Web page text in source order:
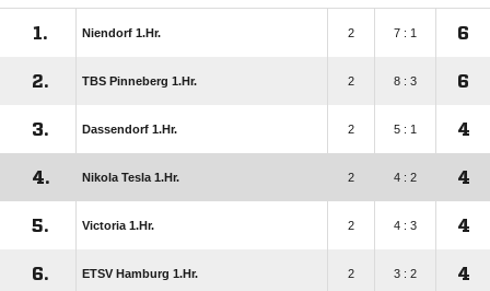
1. Niendorf 1.Hr. 2 7 : 1 6
2. TBS Pinneberg 1.Hr. 2 8 : 3 6
3. Dassendorf 1.Hr. 2 5 : 1 4
4. Nikola Tesla 1.Hr. 2 4 : 2 4
5. Victoria 1.Hr. 2 4 : 3 4
6. ETSV Hamburg 1.Hr. 2 3 : 2 4